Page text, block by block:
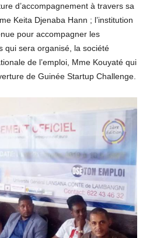
d’accompagnement à travers sa
Keita Djenaba Hann ; l’institution
pour accompagner les
qui sera organisé, la société
de l’emploi, Mme Kouyaté qui
de Guinée Startup Challenge.